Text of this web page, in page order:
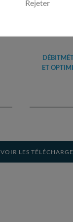
ET
VOIR LES
Rejeter